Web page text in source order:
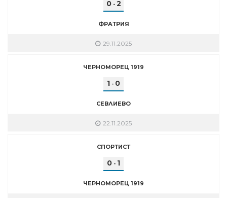
0- 2
ФРАТРИЯ
29.11.2025
ЧЕРНОМОРЕЦ 1919
1 - 0
СЕВЛИЕВО
22.11.2025
СПОРТИСТ
0 - 1
ЧЕРНОМОРЕЦ 1919